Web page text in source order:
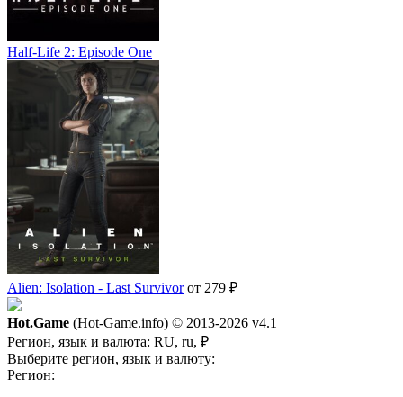
Half-Life 2: Episode One
Alien: Isolation - Last Survivorот 279 ₽
Hot.Game (Hot-Game.info) © 2013-2026 v4.1
Регион, язык и валюта: RU, ru, ₽
Выберите регион, язык и валюту:
Регион: